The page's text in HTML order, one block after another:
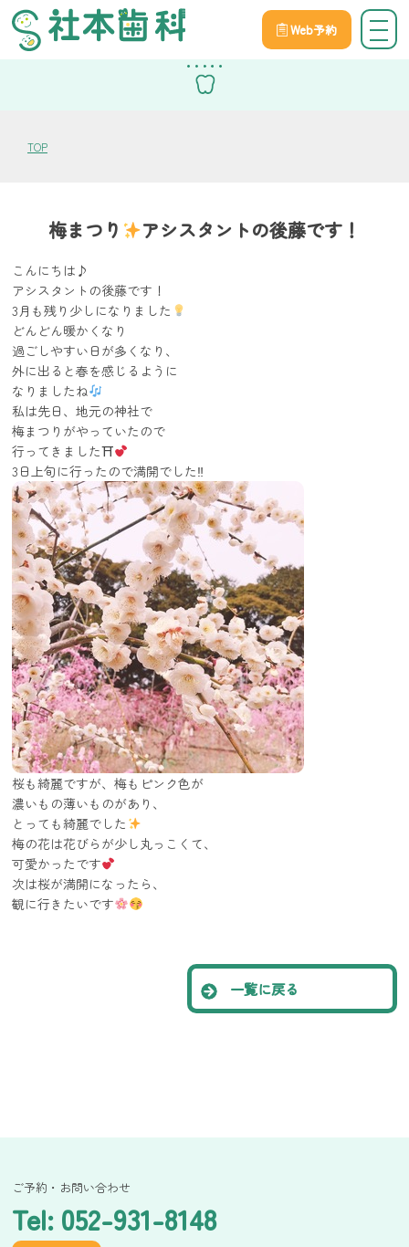
Web予約
スタッフブログ
TOP
梅まつり アシスタントの後藤です！
こんにちは♪
アシスタントの後藤です！
3月も残り少しになりました
どんどん暖かくなり
過ごしやすい日が多くなり、
外に出ると春を感じるように
なりましたね
私は先日、地元の神社で
梅まつりがやっていたので
行ってきました⛩
3日上旬に行ったので満開でした‼︎
桜も綺麗ですが、梅もピンク色が
濃いもの薄いものがあり、
とっても綺麗でした
梅の花は花びらが少し丸っこくて、
可愛かったです
次は桜が満開になったら、
観に行きたいです
一覧に戻る
ご予約・お問い合わせ
Tel: 052-931-8148